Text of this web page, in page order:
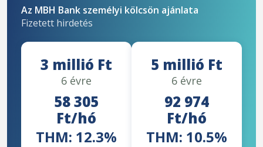
Az MBH Bank személyi kölcsön ajánlata
Fizetett hirdetés
3 millió Ft
6 évre
58 305
Ft/hó
THM: 12.3%
5 millió Ft
6 évre
92 974
Ft/hó
THM: 10.5%